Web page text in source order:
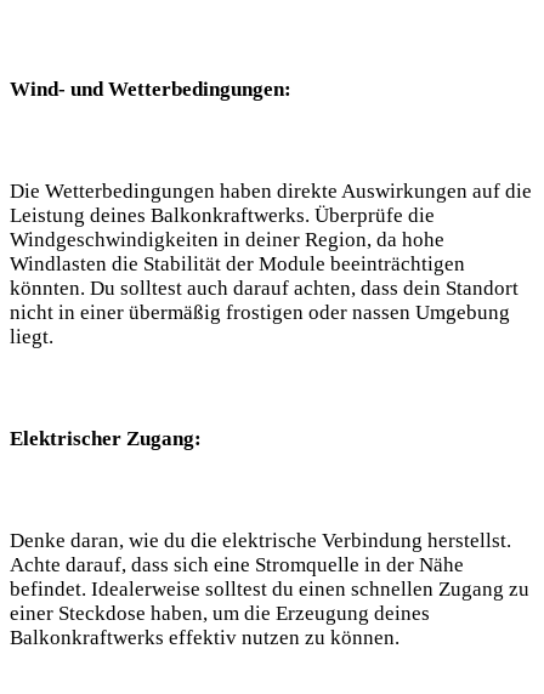
Wind- und Wetterbedingungen:
Die Wetterbedingungen haben direkte Auswirkungen auf⁣ die
Leistung deines Balkonkraftwerks. Überprüfe ‌die
Windgeschwindigkeiten in deiner Region, da hohe
Windlasten die Stabilität ⁣der⁣ Module beeinträchtigen
könnten. Du solltest auch darauf achten, ⁤dass dein Standort
⁢nicht in einer übermäßig‍ frostigen oder nassen ‍Umgebung
liegt.
Elektrischer ‍Zugang:
Denke daran, ⁢wie du die elektrische ‌Verbindung​ herstellst.
Achte darauf, dass⁢ sich eine⁤ Stromquelle in der Nähe
befindet. Idealerweise solltest du einen schnellen Zugang zu
einer Steckdose ‌haben, um ‍die Erzeugung ⁢deines⁣
Balkonkraftwerks effektiv⁤ nutzen ⁣zu können.